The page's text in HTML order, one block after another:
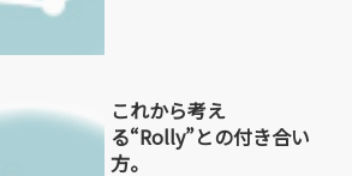
これから考え
る“Rolly”との付き合い
方。